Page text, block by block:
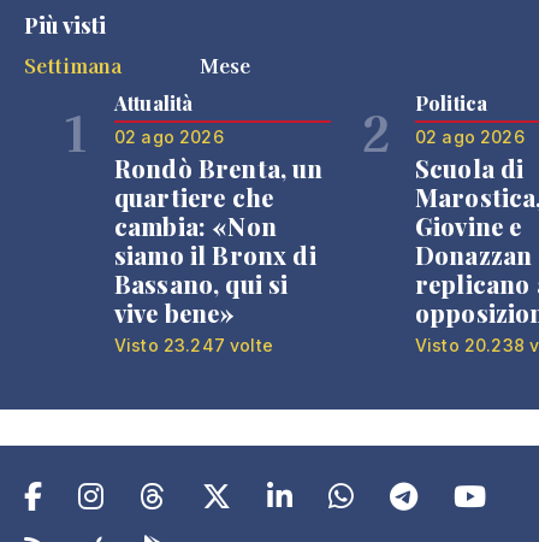
Più visti
Settimana
Mese
1 Attualità
02 ago 2026
Rondò Brenta, un
quartiere che
cambia: «Non
siamo il Bronx di
Bassano, qui si
vive bene»
Visto 23.247 volte
2 Politica
02 ago 2026
Scuola di
Giovine e
Donazzan
replicano
Visto 20.238